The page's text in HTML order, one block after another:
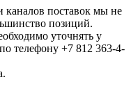
каналов поставок мы не
позиций.
уточнять у
телефону +7 812 363-4-